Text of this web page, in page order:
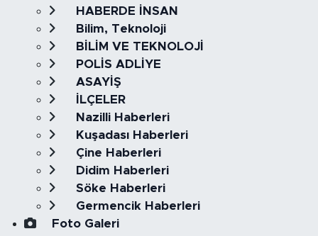
HABERDE İNSAN
Bilim, Teknoloji
BİLİM VE TEKNOLOJİ
POLİS ADLİYE
ASAYİŞ
İLÇELER
Nazilli Haberleri
Kuşadası Haberleri
Çine Haberleri
Didim Haberleri
Söke Haberleri
Germencik Haberleri
Foto Galeri